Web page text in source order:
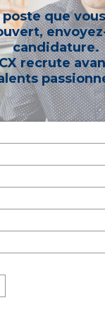
poste que
candidature.
recrute